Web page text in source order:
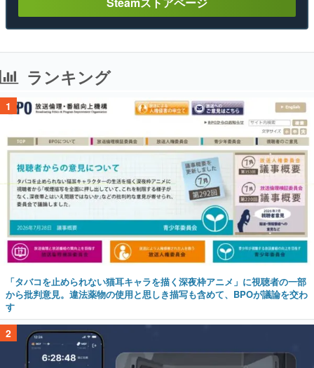
ランキング
1
「タバコを止められない猫耳キャラを描く深夜枠アニメ」に視聴者の一部
から批判意見。違法薬物の使用と思しき描写も含めて、BPOが議論を交わ
す
2